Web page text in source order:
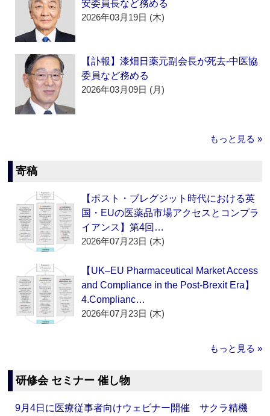
安委員長など務める
2026年03月19日 (木)
【訃報】漆畑日薬元副会長が死去‐中医協
委員など務める
2026年03月09日 (月)
もっと見る »
寄稿
【ポスト・ブレグジット時代における英
国・EUの医薬品市場アクセスとコンプラ
イアンス】第4回…
2026年07月23日 (木)
【UK–EU Pharmaceutical Market Access
and Compliance in the Post-Brexit Era】
4.Complianc…
2026年07月23日 (木)
もっと見る »
研修会 セミナー 催し物
9月4日に医療従事者向けウェビナー開催 サクラ精機